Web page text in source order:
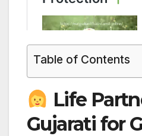
Table of Contents
Life
Gujarati for